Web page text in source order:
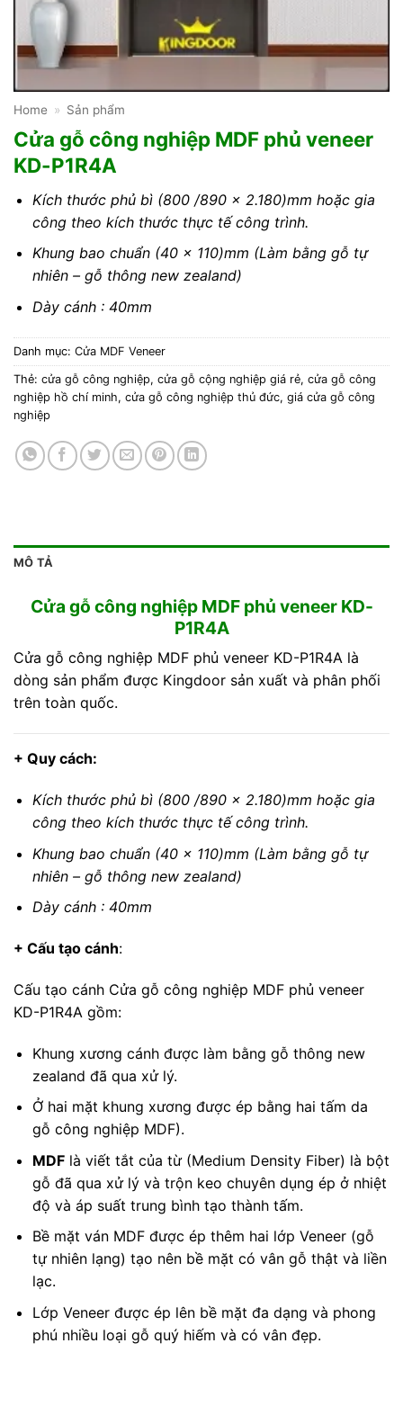
Home » Sản phẩm
Cửa gỗ công nghiệp MDF phủ veneer
KD-P1R4A
Kích thước phủ bì (800 /890 x 2.180)mm hoặc gia
công theo kích thước thực tế công trình.
Khung bao chuẩn (40 x 110)mm (Làm bằng gỗ tự
nhiên – gỗ thông new zealand)
Dày cánh : 40mm
Danh mục: Cửa MDF Veneer
Thẻ: cửa gỗ công nghiệp, cửa gỗ cộng nghiệp giá rẻ, cửa gỗ công
nghiệp hồ chí minh, cửa gỗ công nghiệp thủ đức, giá cửa gỗ công
nghiệp
MÔ TẢ
Cửa gỗ công nghiệp MDF phủ veneer KD-
P1R4A
Cửa gỗ công nghiệp MDF phủ veneer KD-P1R4A là
dòng sản phẩm được Kingdoor sản xuất và phân phối
trên toàn quốc.
+ Quy cách:
Kích thước phủ bì (800 /890 x 2.180)mm hoặc gia
công theo kích thước thực tế công trình.
Khung bao chuẩn (40 x 110)mm (Làm bằng gỗ tự
nhiên – gỗ thông new zealand)
Dày cánh : 40mm
+ Cấu tạo cánh:
Cấu tạo cánh Cửa gỗ công nghiệp MDF phủ veneer
KD-P1R4A gồm:
Khung xương cánh được làm bằng gỗ thông new
zealand đã qua xử lý.
Ở hai mặt khung xương được ép bằng hai tấm da
gỗ công nghiệp MDF).
MDFlà viết tắt của từ (Medium Density Fiber) là bột
gỗ đã qua xử lý và trộn keo chuyên dụng ép ở nhiệt
độ và áp suất trung bình tạo thành tấm.
Bề mặt ván MDF được ép thêm hai lớp Veneer (gỗ
tự nhiên lạng) tạo nên bề mặt có vân gỗ thật và liền
lạc.
Lớp Veneer được ép lên bề mặt đa dạng và phong
phú nhiều loại gỗ quý hiếm và có vân đẹp.